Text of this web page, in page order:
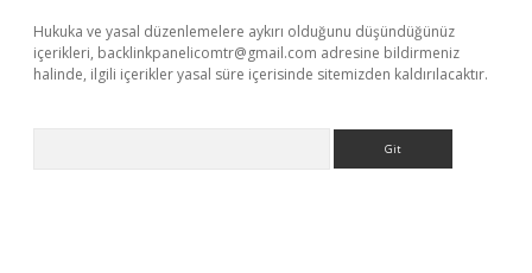
Hukuka ve yasal düzenlemelere aykırı olduğunu düşündüğünüz
içerikleri, backlinkpanelicomtr@gmail.com adresine bildirmeniz
halinde, ilgili içerikler yasal süre içerisinde sitemizden kaldırılacaktır.